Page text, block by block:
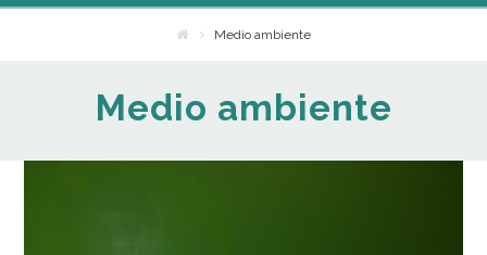
Categorías
Medio ambiente
Medio ambiente